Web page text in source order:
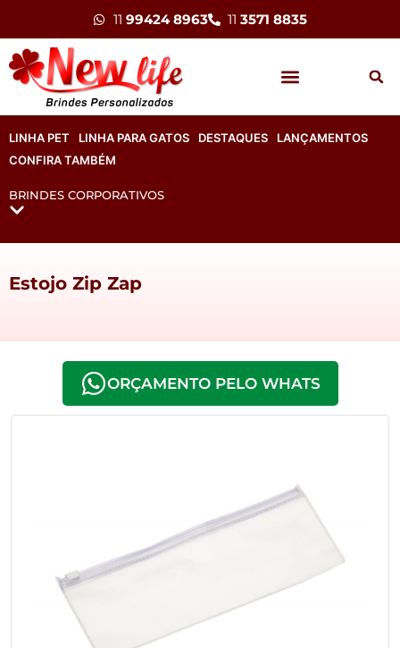
11 99424 8963 11 3571 8835
LINHA PET LINHA PARA GATOS DESTAQUES
LANÇAMENTOS
CONFIRA TAMBÉM
BRINDES CORPORATIVOS
Estojo Zip Zap
ORÇAMENTO PELO WHATS